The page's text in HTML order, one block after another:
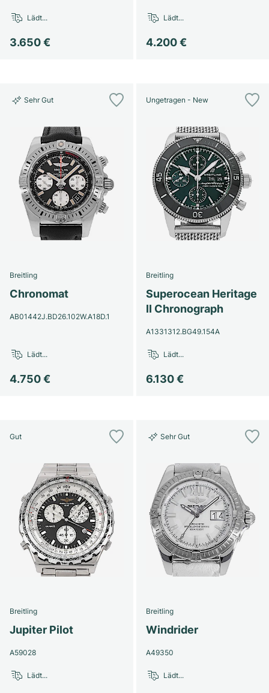
3.650 €
Lädt...
4.200 €
Lädt...
Sehr Gut
Breitling
Chronomat
AB01442J.BD26.102W.A18D.1
4.750 €
Lädt...
Ungetragen - New
Breitling
Superocean Heritage
II Chronograph
A1331312.BG49.154A
6.130 €
Lädt...
Gut
Breitling
Jupiter Pilot
A59028
Lädt...
Sehr Gut
Breitling
Windrider
A49350
Lädt...